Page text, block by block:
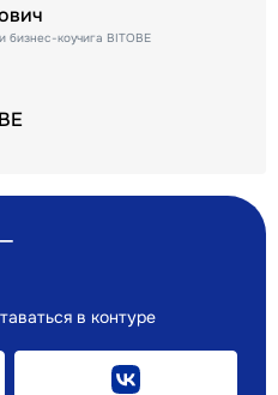
в контуре
бизнес-коучига BITOBE